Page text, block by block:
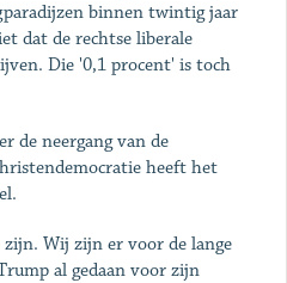
binnen twintig jaar
dat de rechtse liberale
Die '0,1 procent' is toch
de neergang van de
heeft het
Wij zijn er voor de lange
al gedaan voor zijn